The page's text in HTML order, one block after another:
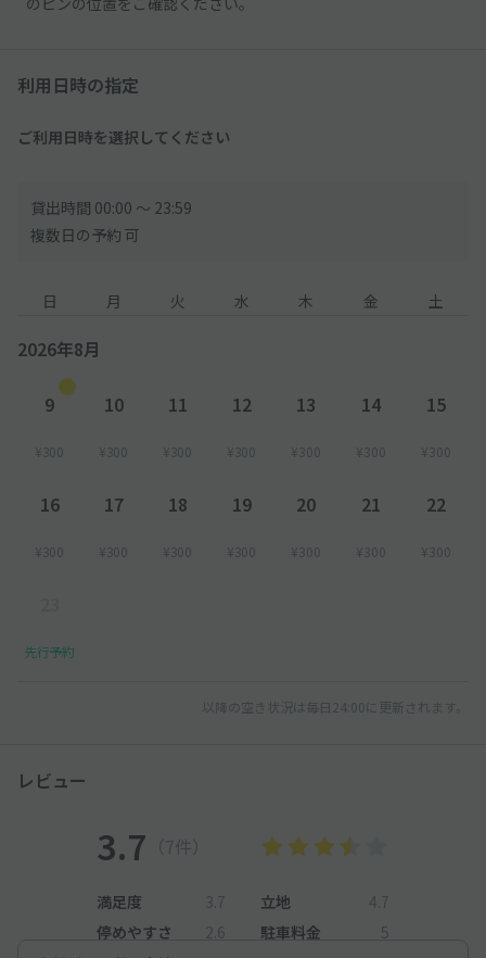
利用日時の指定
ご利用日時を選択してください
貸出時間 00:00 〜 23:59
複数日の予約 可
日 月 火 水 木 金 土
2026年8月
9
¥300
10
¥300
11
¥300
12
¥300
13
¥300
14
¥300
15
¥300
16
¥300
17
¥300
18
¥300
19
¥300
20
¥300
21
¥300
22
¥300
先行予約
以降の空き状況は毎日24:00に更新されます。
レビュー
3.7 （7件）
満足度 3.7 立地
4.7
停めやすさ
2.6 駐車料金
5